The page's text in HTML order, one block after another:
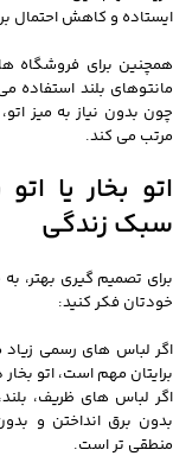
ایستاده و کاهش احتمال
همچنین برای فروشگاه
مانتوهای بلند استفاده
چون بدون نیاز به میز
مرتب می کند.
اتو بخار یا
سبک زندگی
برای تصمیم گیری بهتر،
خودتان فکر کنید:
اگر لباس های رسمی زیاد
برایتان مهم است، اتو
اگر لباس های ظریف،
بدون برق انداختن و
منطقی تر است.